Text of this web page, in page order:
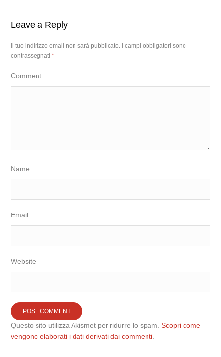
Leave a Reply
Il tuo indirizzo email non sarà pubblicato.
I campi obbligatori sono
contrassegnati*
Comment
Name
Email
Website
Questo sito utilizza Akismet per ridurre lo spam.Scopri come
vengono elaborati i dati derivati dai commenti